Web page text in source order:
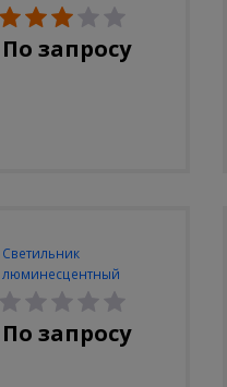
(3шт/уп)
По запросу
Светильник
люминесцентный
Navigator NEL-A2-E130-T4-
840/WH
По запросу